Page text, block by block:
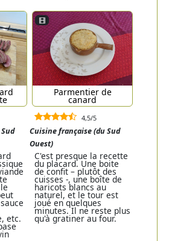
etc.
Parmentier de
canard
4,5/5
Cuisine française (du Sud
Ouest)
C'est presque la recette
du placard. Une boite
de confit – plutôt des
cuisses -, une boîte de
haricots blancs au
naturel, et le tour est
joué en quelques
minutes. Il ne reste plus
qu'à gratiner au four.